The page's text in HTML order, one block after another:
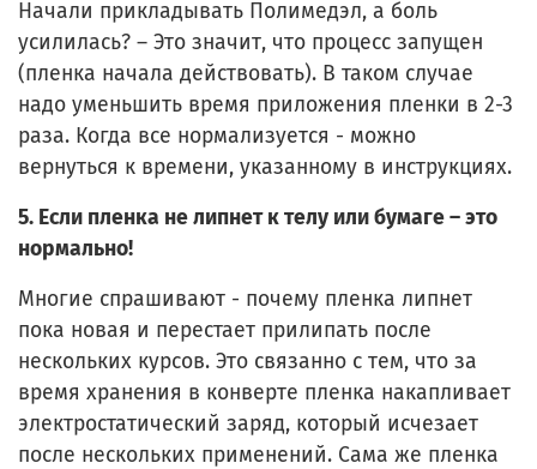
Начали прикладывать Полимедэл, а боль
усилилась? – Это значит, что процесс запущен
(пленка начала действовать). В таком случае
надо уменьшить время приложения пленки в 2-3
раза. Когда все нормализуется - можно
вернуться к времени, указанному в инструкциях.
5. Если пленка не липнет к телу или бумаге – это
нормально!
Многие спрашивают - почему пленка липнет
пока новая и перестает прилипать после
нескольких курсов. Это связанно с тем, что за
время хранения в конверте пленка накапливает
электростатический заряд, который исчезает
после нескольких применений. Сама же пленка